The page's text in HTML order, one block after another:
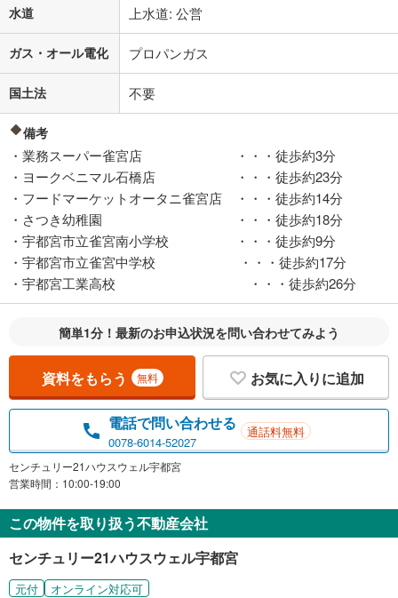
水道 上水道: 公営
ガス・オール電化 プロパンガス
国土法 不要
備考
・業務スーパー雀宮店 ・・・徒歩約3分
・ヨークベニマル石橋店 ・・・徒歩約23分
・フードマーケットオータニ雀宮店 ・・・徒歩約14分
・さつき幼稚園 ・・・徒歩約18分
・宇都宮市立雀宮南小学校 ・・・徒歩約9分
・宇都宮市立雀宮中学校 ・・・徒歩約17分
・宇都宮工業高校 ・・・徒歩約26分
簡単1分！最新のお申込状況を問い合わせてみよう
資料をもらう 無料 お気に入りに追加
電話で問い合わせる
0078-6014-52027
通話料無料
センチュリー21ハウスウェル宇都宮
営業時間：10:00-19:00
この物件を取り扱う不動産会社
センチュリー21ハウスウェル宇都宮
元付 オンライン対応可